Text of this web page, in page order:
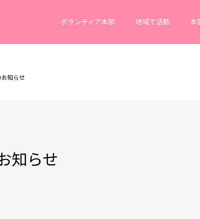
ボランティア本部 地域で活動 本
お知らせ
知らせ